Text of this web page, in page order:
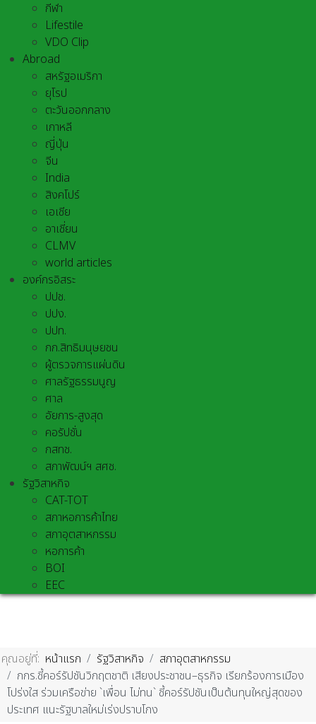
กีฬา
Lifestile
VDO Clip
Abroad
สหรัฐอเมริกา
ยุโรป
ตะวันออกกลาง
เกาหลี
ญี่ปุ่น
จีน
India
สิงคโปร์
เอเชีย
อาเชี่ยน
CLMV
world articles
องค์กรอิสระ
ปปช.
ปปง.
ปปท.
กก.สิทธิมนุษยชน
ผู้ตรวจการแผ่นดิน
ศาลรัฐธรรมนูญ
ศาล
อัยการ-สูงสุด
คอรัปชั่น
กสทช.
สภาพัฒน์ฯ สศช.
รัฐวิสาหกิจ
CAT-TOT
สภาหอการค้าไทย
สภาอุตสาหกรรม
หอการค้า
BOI
EEC
คุณอยู่ที่: หน้าแรก รัฐวิสาหกิจ
สภาอุตสาหกรรม
กกร.ชี้คอร์รัปชันวิกฤตชาติ เสียงประชาชน–ธุรกิจ เรียกร้องการเมือง
โปร่งใส ร่วมเครือข่าย `เพื่อน ไม่ทน` ชี้คอร์รัปชันเป็นต้นทุนใหญ่สุดของ
ประเทศ แนะรัฐบาลใหม่เร่งปราบโกง